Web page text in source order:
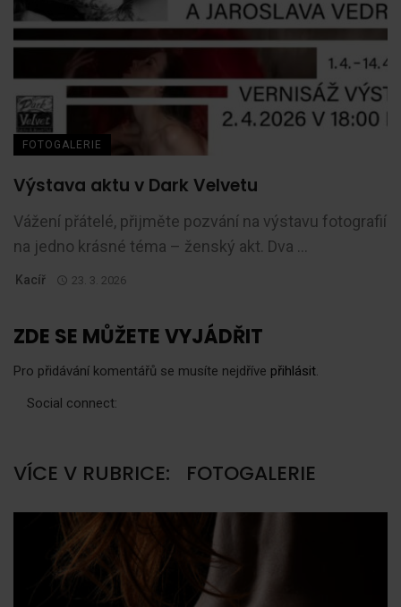
FOTOGALERIE
Výstava aktu v Dark Velvetu
Vážení přátelé, přijměte pozvání na výstavu fotografií
na jedno krásné téma – ženský akt. Dva ...
Kacíř 23. 3. 2026
ZDE SE MŮŽETE VYJÁDŘIT
Pro přidávání komentářů se musíte nejdříve přihlásit.
Social connect:
VÍCE V RUBRICE: FOTOGALERIE